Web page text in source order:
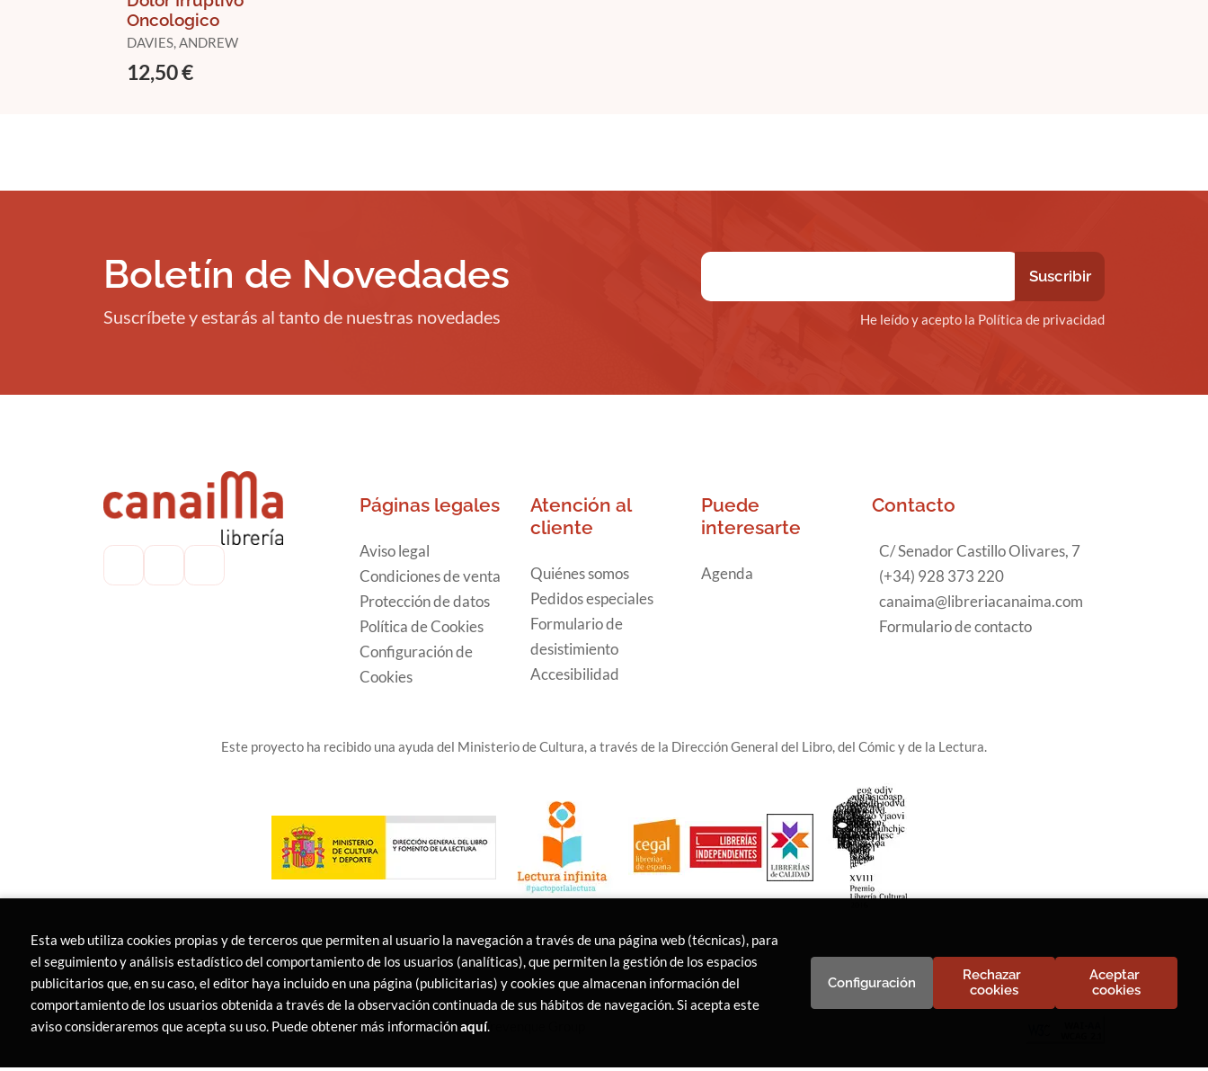
Oncologico
DAVIES, ANDREW
12,50 €
Boletín de Novedades
Suscríbete y estarás al tanto de nuestras novedades He leído y acepto la Política de privacidad
Páginas legales
Aviso legal
Condiciones de venta
Protección de datos
Política de Cookies
Configuración de
Cookies
Atención al
cliente
Quiénes somos
Pedidos especiales
Formulario de
desistimiento
Accesibilidad
Puede
interesarte
Agenda
Contacto
C/ Senador Castillo Olivares, 7
(+34) 928 373 220
canaima@libreriacanaima.com
Formulario de contacto
Este proyecto ha recibido una ayuda del Ministerio de Cultura, a través de la Dirección General del Libro, del Cómic y de la Lectura.
2026 ©LIBRERÍA CANAIMA. Todos los Derechos Reservados |Trevenque Group
Esta web utiliza cookies propias y de terceros que permiten al usuario la navegación a través de una página web (técnicas), para
el seguimiento y análisis estadístico del comportamiento de los usuarios (analíticas), que permiten la gestión de los espacios
publicitarios que, en su caso, el editor haya incluido en una página (publicitarias) y cookies que almacenan información del
comportamiento de los usuarios obtenida a través de la observación continuada de sus hábitos de navegación. Si acepta este
aviso consideraremos que acepta su uso. Puede obtener más informaciónaquí.
Configuración
Rechazar
cookies
Aceptar
cookies